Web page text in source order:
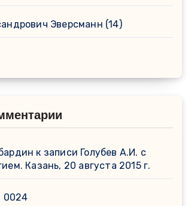
Эверсманн (14)
к записи Голубев А.И. с
Казань, 20 августа 2015 г.
0024